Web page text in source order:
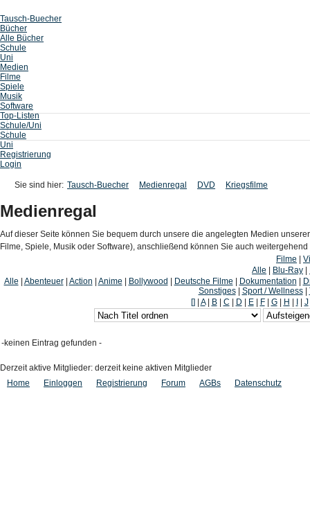
Tausch-Buecher
Bücher
Alle Bücher
Schule
Uni
Medien
Filme
Spiele
Musik
Software
Top-Listen
Schule/Uni
Schule
Uni
Registrierung
Login
Sie sind hier: Tausch-Buecher Medienregal DVD Kriegsfilme
Medienregal
Auf dieser Seite können Sie bequem durch unsere die angelegten Medien
Filme, Spiele, Musik oder Software), anschließend können Sie auch
Filme
Alle
Blu-Ray
Alle
Abenteuer| Action Anime Bollywood Deutsche Filme Dokumentation
Sonstiges| Sport / Wellness|
[]
A| B| C D E| F| G| H J
-keinen Eintrag gefunden -
Derzeit aktive Mitglieder: derzeit keine aktiven Mitglieder
Home
Einloggen Registrierung Forum AGBs Datenschutz